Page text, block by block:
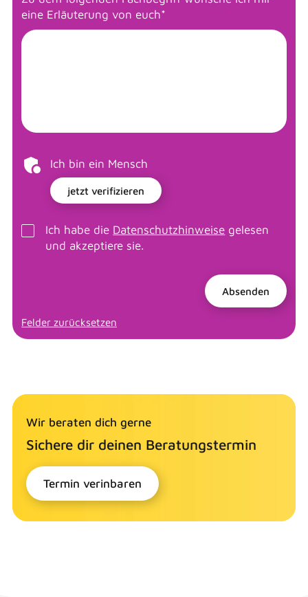
eine Erläuterung von euch*
Ich bin ein Mensch
jetzt verifizieren
Ich habe die Datenschutzhinweise gelesen
und akzeptiere sie.
Wir beraten dich gerne
Sichere dir deinen Beratungstermin
Termin verinbaren